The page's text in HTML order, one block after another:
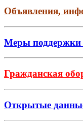
Объявления,
Меры поддержки
Гражданская
Открытые